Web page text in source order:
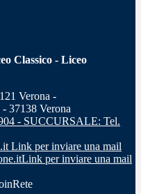
Classico - Liceo
Verona -
37138 Verona
- SUCCURSALE: Tel.
Link per inviare una mail
Link per inviare una mail